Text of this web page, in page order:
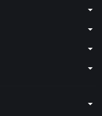
arrow_drop_down
arrow_drop_down
arrow_drop_down
arrow_drop_down
arrow_drop_down